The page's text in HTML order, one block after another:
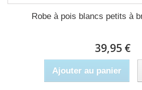
Robe à pois blancs petits à
39,95 €
Ajouter au panier